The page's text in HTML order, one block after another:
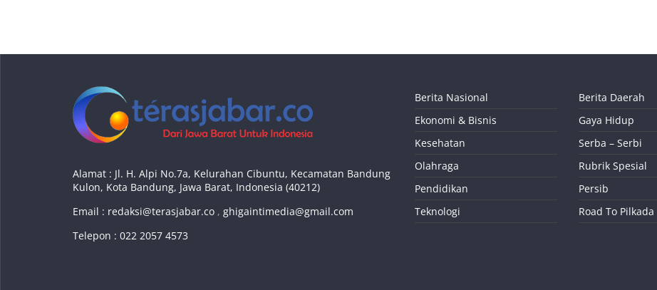
Alamat : Jl. H. Alpi No.7a, Kelurahan Cibuntu, Kecamatan Bandung
Kulon, Kota Bandung, Jawa Barat, Indonesia (40212)
Email : redaksi@terasjabar.co , ghigaintimedia@gmail.com
Telepon : 022 2057 4573
Berita Nasional
Ekonomi & Bisnis
Kesehatan
Olahraga
Pendidikan
Teknologi
Berita Daerah
Gaya Hidup
Serba – Serbi
Rubrik Spesial
Persib
Road To Pilkada